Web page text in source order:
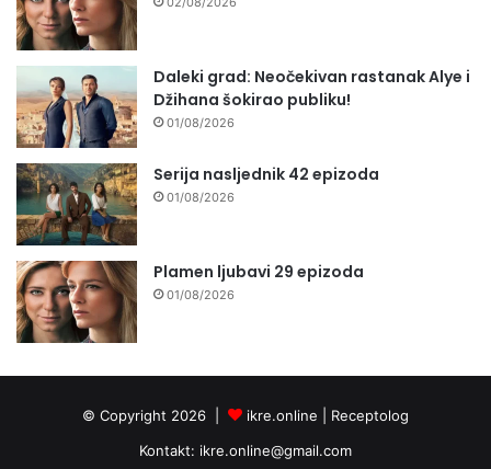
Daleki grad: Neočekivan rastanak Alye i
Džihana šokirao publiku!
01/08/2026
Serija nasljednik 42 epizoda
01/08/2026
Plamen ljubavi 29 epizoda
01/08/2026
© Copyright 2026 | ikre.online | Receptolog
Kontakt: ikre.online@gmail.com